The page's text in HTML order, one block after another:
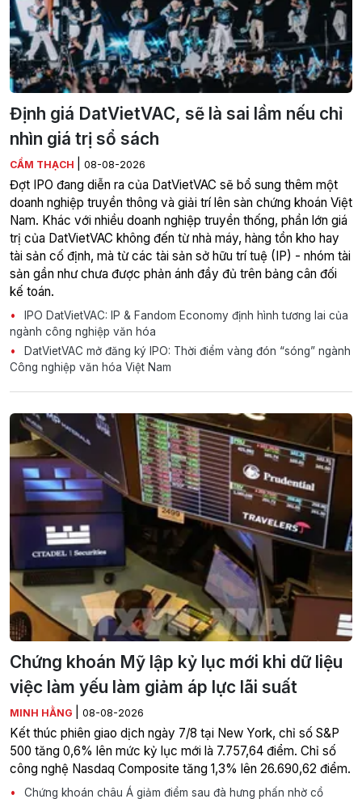
Định giá DatVietVAC, sẽ là sai lầm nếu chỉ
nhìn giá trị sổ sách
CẨM THẠCH 08-08-2026
Đợt IPO đang diễn ra của DatVietVAC sẽ bổ sung thêm một
doanh nghiệp truyền thông và giải trí lên sàn chứng khoán Việt
Nam. Khác với nhiều doanh nghiệp truyền thống, phần lớn giá
trị của DatVietVAC không đến từ nhà máy, hàng tồn kho hay
tài sản cố định, mà từ các tài sản sở hữu trí tuệ (IP) - nhóm tài
sản gần như chưa được phản ánh đầy đủ trên bảng cân đối
kế toán.
IPO DatVietVAC: IP & Fandom Economy định hình tương lai của
ngành công nghiệp văn hóa
DatVietVAC mở đăng ký IPO: Thời điểm vàng đón “sóng” ngành
Công nghiệp văn hóa Việt Nam
Chứng khoán Mỹ lập kỷ lục mới khi dữ liệu
việc làm yếu làm giảm áp lực lãi suất
MINH HẰNG 08-08-2026
Kết thúc phiên giao dịch ngày 7/8 tại New York, chỉ số S&P
500 tăng 0,6% lên mức kỷ lục mới là 7.757,64 điểm. Chỉ số
công nghệ Nasdaq Composite tăng 1,3% lên 26.690,62 điểm.
Chứng khoán châu Á giảm điểm sau đà hưng phấn nhờ cổ